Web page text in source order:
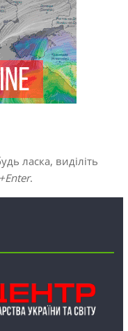
ласка, виділіть
.